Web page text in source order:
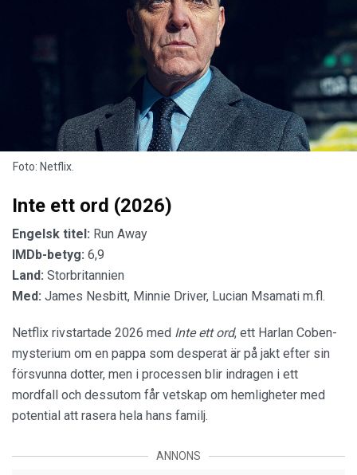
Foto: Netflix.
Inte ett ord (2026)
Engelsk titel: Run Away
IMDb-betyg: 6,9
Land: Storbritannien
Med: James Nesbitt, Minnie Driver, Lucian Msamati m.fl.
Netflix rivstartade 2026 med Inte ett ord, ett Harlan Coben-
mysterium om en pappa som desperat är på jakt efter sin
försvunna dotter, men i processen blir indragen i ett
mordfall och dessutom får vetskap om hemligheter med
potential att rasera hela hans familj.
ANNONS